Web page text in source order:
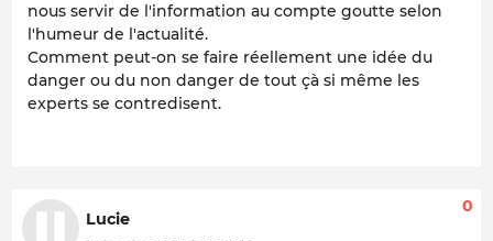
nous servir de l'information au compte goutte selon
l'humeur de l'actualité.
Comment peut-on se faire réellement une idée du
danger ou du non danger de tout çà si même les
experts se contredisent.
Lucie
0